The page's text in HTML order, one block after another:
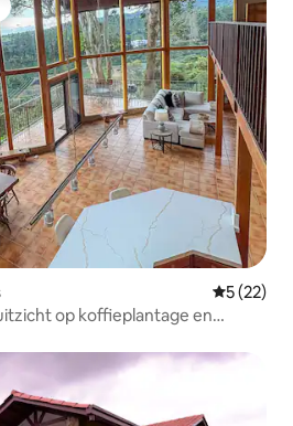
5 (22)
op koffieplantage en